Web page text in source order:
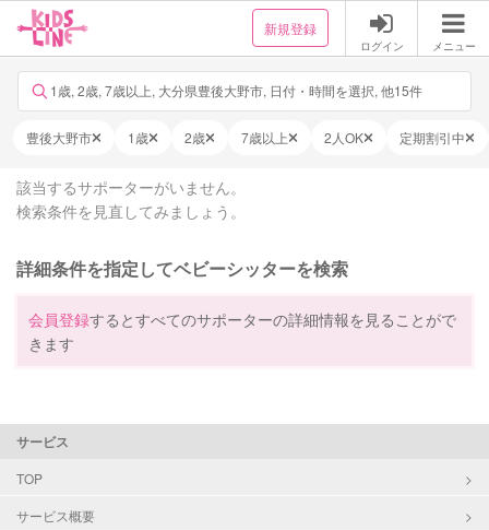
新規登録
ログイン メニュー
1歳, 2歳, 7歳以上, 大分県豊後大野市, 日付・時間を選択, 他15件
豊後大野市 1歳 2歳 7歳以上 2人OK 定期割引中
該当するサポーターがいません。
検索条件を見直してみましょう。
詳細条件を指定してベビーシッターを検索
会員登録するとすべてのサポーターの詳細情報を見ることがで
きます
サービス
TOP
サービス概要